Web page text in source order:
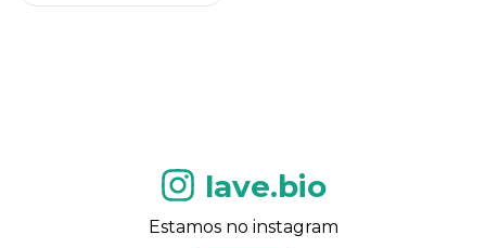
lave.bio
Estamos no instagram